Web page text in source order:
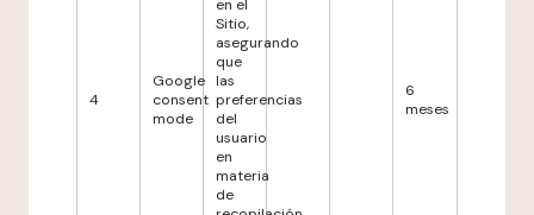
4
Google
consent
mode
en el
Sitio,
asegurando
que
las
preferencias
del
usuario
en
materia
de
6
meses